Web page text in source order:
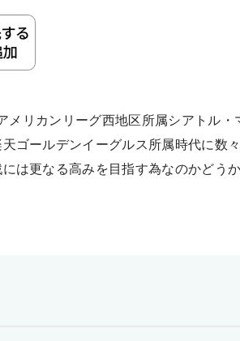
メリカンリーグ西地区所属シアトル・
ゴールデンイーグルス所属時代に数
は更なる高みを目指す為なのかどうか